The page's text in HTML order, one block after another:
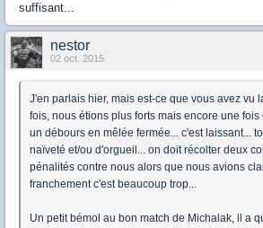
suffisant...
nestor
02 oct. 2015
J'en parlais hier, mais est-ce que vous avez vu
fois, nous étions plus forts mais encore une
un débours en mêlée fermée... c'est laissant...
naïveté et/ou d'orgueil... on doit récolter deux
pénalités contre nous alors que nous avions
franchement c'est beaucoup trop...
Un petit bémol au bon match de Michalak, il a